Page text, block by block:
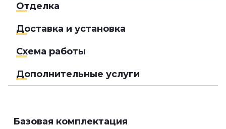
Отделка
Доставка и установка
Схема работы
Дополнительные услуги
Базовая комплектация